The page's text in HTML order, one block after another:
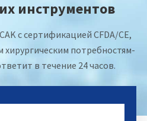
инструментов
с сертификацией CFDA/CE,
потребностям-
в течение 24 часов.